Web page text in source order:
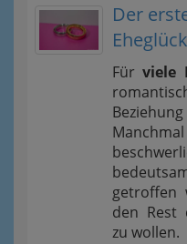
Der
Fürviele
getroffen
den Rest
zu wollen.